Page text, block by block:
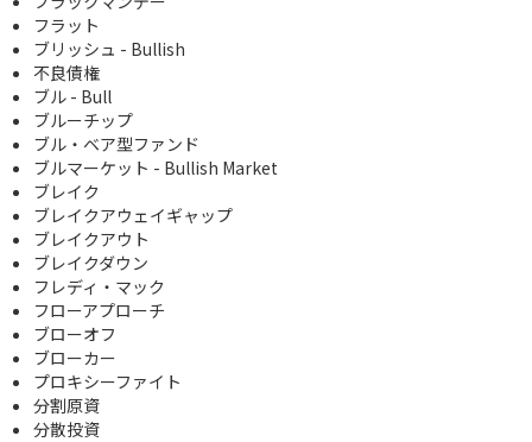
フラット
ブリッシュ - Bullish
不良債権
ブル - Bull
ブルーチップ
ブル・ベア型ファンド
ブルマーケット - Bullish Market
ブレイク
ブレイクアウェイギャップ
ブレイクアウト
ブレイクダウン
フレディ・マック
フローアプローチ
ブローオフ
ブローカー
プロキシーファイト
分割原資
分散投資